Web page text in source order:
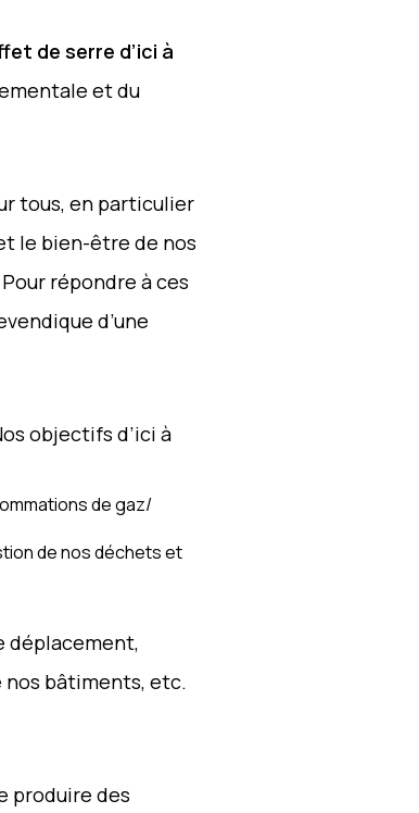
de serre d’ici à
et du
tous, en particulier
le bien-être de nos
répondre à ces
d’une
objectifs d’ici à
de gaz/
de nos déchets et
déplacement,
bâtiments, etc.
produire des